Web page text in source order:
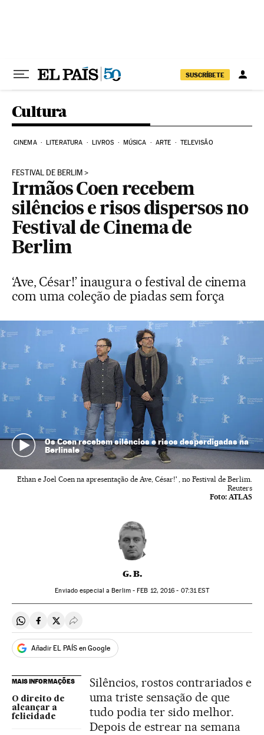
SUSCRÍBETE
Cultura
CINEMA LITERATURA LIVROS MÚSICA ARTE TELEVISÃO
FESTIVAL DE BERLIM
Irmãos Coen recebem
silêncios e risos dispersos no
Festival de Cinema de
Berlim
‘Ave, César!’ inaugura o festival de cinema
com uma coleção de piadas sem força
Os Coen recebem silêncios e risos desperdigadas na
Berlinale
Ethan e Joel Coen na apresentação de Ave, César!' , no Festival de Berlim.
Reuters
Foto: ATLAS
G. B.
Enviado especial a Berlim -FEB 12, 2016 - 07:31EST
Compartir en Whatsapp
Compartir en Facebook
Compartir en Twitter
Desplegar Redes Sociales
Añadir EL PAÍS en Google
MAIS INFORMAÇÕES
O direito de
alcançar a
felicidade
Silêncios, rostos contrariados e
uma triste sensação de que
tudo podia ter sido melhor.
Depois de estrear na semana